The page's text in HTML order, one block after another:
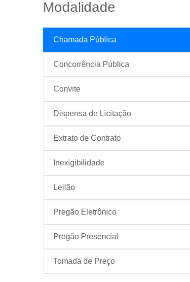
Modalidade
Chamada Pública
Concorrência Pública
Convite
Dispensa de Licitação
Extrato de Contrato
Inexigibilidade
Leilão
Pregão Eletrônico
Pregão Presencial
Tomada de Preço